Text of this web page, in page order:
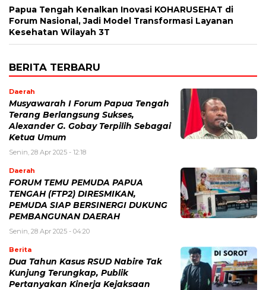
Papua Tengah Kenalkan Inovasi KOHARUSEHAT di
Forum Nasional, Jadi Model Transformasi Layanan
Kesehatan Wilayah 3T
BERITA TERBARU
Daerah
Musyawarah I Forum Papua Tengah
Terang Berlangsung Sukses,
Alexander G. Gobay Terpilih Sebagai
Ketua Umum
Senin, 28 Apr 2025 - 12:18
Daerah
FORUM TEMU PEMUDA PAPUA
TENGAH (FTP2) DIRESMIKAN,
PEMUDA SIAP BERSINERGI DUKUNG
PEMBANGUNAN DAERAH
Senin, 28 Apr 2025 - 04:20
Berita
Dua Tahun Kasus RSUD Nabire Tak
Kunjung Terungkap, Publik
Pertanyakan Kinerja Kejaksaan